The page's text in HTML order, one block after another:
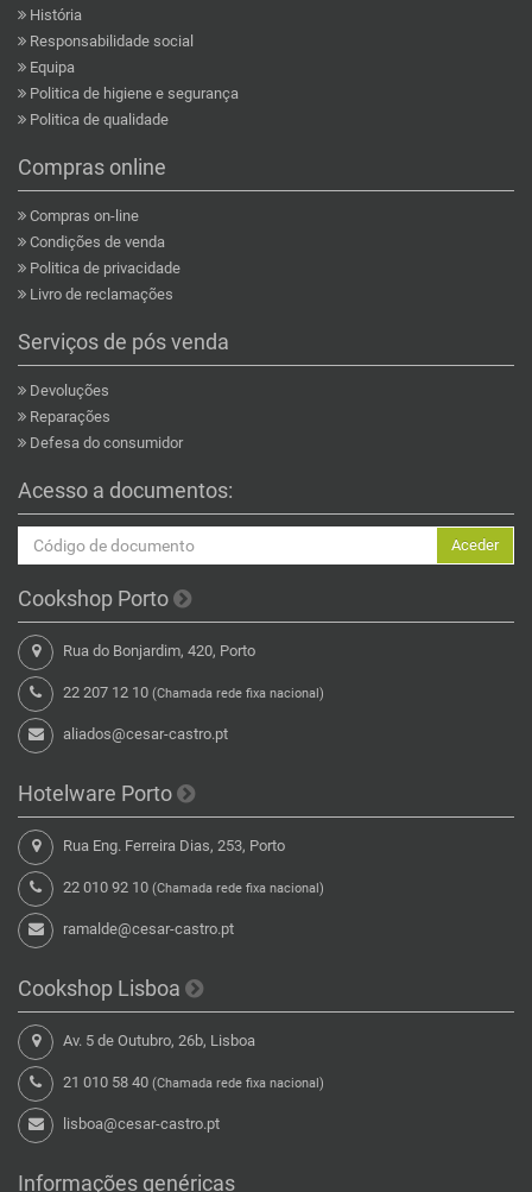
História
Responsabilidade social
Equipa
Politica de higiene e segurança
Politica de qualidade
Compras online
Compras on-line
Condições de venda
Politica de privacidade
Livro de reclamações
Serviços de pós venda
Devoluções
Reparações
Defesa do consumidor
Acesso a documentos:
Aceder
Cookshop Porto
Rua do Bonjardim, 420, Porto
22 207 12 10 (Chamada rede fixa nacional)
aliados@cesar-castro.pt
Hotelware Porto
Rua Eng. Ferreira Dias, 253, Porto
22 010 92 10 (Chamada rede fixa nacional)
ramalde@cesar-castro.pt
Cookshop Lisboa
Av. 5 de Outubro, 26b, Lisboa
21 010 58 40 (Chamada rede fixa nacional)
lisboa@cesar-castro.pt
Informações genéricas